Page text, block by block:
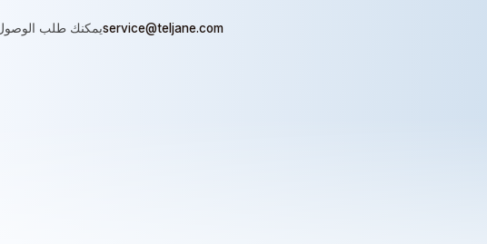
يمكنك طلب الوصولservice@teljane.com